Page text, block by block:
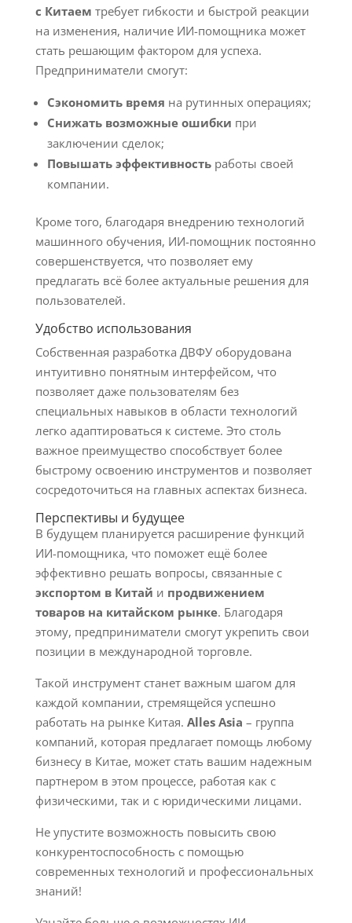
с Китаем требует гибкости и быстрой реакции
на изменения, наличие ИИ-помощника может
стать решающим фактором для успеха.
Предприниматели смогут:
Сэкономить время на рутинных операциях;
Снижать возможные ошибки при
заключении сделок;
Повышать эффективностьработы своей
компании.
Кроме того, благодаря внедрению технологий
машинного обучения, ИИ-помощник постоянно
совершенствуется, что позволяет ему
предлагать всё более актуальные решения для
пользователей.
Удобство использования
Собственная разработка ДВФУ оборудована
интуитивно понятным интерфейсом, что
позволяет даже пользователям без
специальных навыков в области технологий
легко адаптироваться к системе. Это столь
важное преимущество способствует более
быстрому освоению инструментов и позволяет
сосредоточиться на главных аспектах бизнеса.
Перспективы и будущее
В будущем планируется расширение функций
ИИ-помощника, что поможет ещё более
эффективно решать вопросы, связанные с
экспортом в Китай и продвижением
товаров на китайском рынке. Благодаря
этому, предприниматели смогут укрепить свои
позиции в международной торговле.
Такой инструмент станет важным шагом для
каждой компании, стремящейся успешно
работать на рынке Китая. Alles Asia – группа
компаний, которая предлагает помощь любому
бизнесу в Китае, может стать вашим надежным
партнером в этом процессе, работая как с
физическими, так и с юридическими лицами.
Не упустите возможность повысить свою
конкурентоспособность с помощью
современных технологий и профессиональных
знаний!